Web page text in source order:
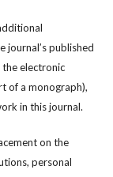
journal’s published
electronic
of a monograph),
in this journal.
on the
personal